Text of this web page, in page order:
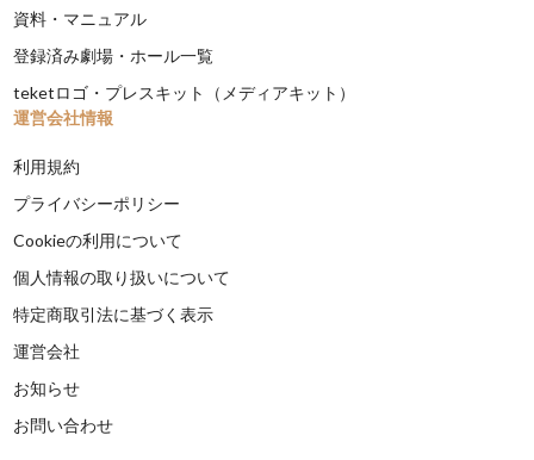
資料・マニュアル
登録済み劇場・ホール一覧
teketロゴ・プレスキット（メディアキット）
運営会社情報
利用規約
プライバシーポリシー
Cookieの利用について
個人情報の取り扱いについて
特定商取引法に基づく表示
運営会社
お知らせ
お問い合わせ